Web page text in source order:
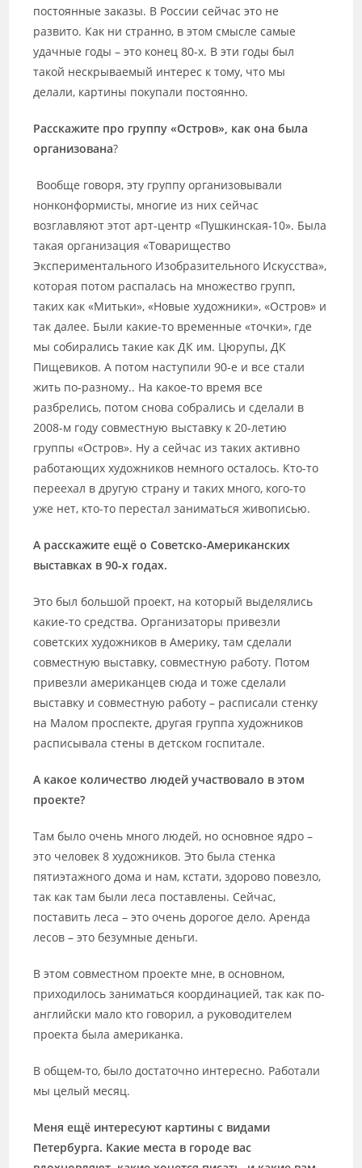
постоянные заказы. В России сейчас это не
развито. Как ни странно, в этом смысле самые
удачные годы – это конец 80-х. В эти годы был
такой нескрываемый интерес к тому, что мы
делали, картины покупали постоянно.
Расскажите про группу «Остров», как она была
организована?
Вообще говоря, эту группу организовывали
нонконформисты, многие из них сейчас
возглавляют этот арт-центр «Пушкинская-10». Была
такая организация «Товарищество
Экспериментального Изобразительного Искусства»,
которая потом распалась на множество групп,
таких как «Митьки», «Новые художники», «Остров» и
так далее. Были какие-то временные «точки», где
мы собирались такие как ДК им. Цюрупы, ДК
Пищевиков. А потом наступили 90-е и все стали
жить по-разному.. На какое-то время все
разбрелись, потом снова собрались и сделали в
2008-м году совместную выставку к 20-летию
группы «Остров». Ну а сейчас из таких активно
работающих художников немного осталось. Кто-то
переехал в другую страну и таких много, кого-то
уже нет, кто-то перестал заниматься живописью.
А расскажите ещё о Советско-Американских
выставках в 90-х годах.
Это был большой проект, на который выделялись
какие-то средства. Организаторы привезли
советских художников в Америку, там сделали
совместную выставку, совместную работу. Потом
привезли американцев сюда и тоже сделали
выставку и совместную работу – расписали стенку
на Малом проспекте, другая группа художников
расписывала стены в детском госпитале.
А какое количество людей участвовало в этом
проекте?
Там было очень много людей, но основное ядро –
это человек 8 художников. Это была стенка
пятиэтажного дома и нам, кстати, здорово повезло,
так как там были леса поставлены. Сейчас,
поставить леса – это очень дорогое дело. Аренда
лесов – это безумные деньги.
В этом совместном проекте мне, в основном,
приходилось заниматься координацией, так как по-
английски мало кто говорил, а руководителем
проекта была американка.
В общем-то, было достаточно интересно. Работали
мы целый месяц.
Меня ещё интересуют картины с видами
Петербурга. Какие места в городе вас